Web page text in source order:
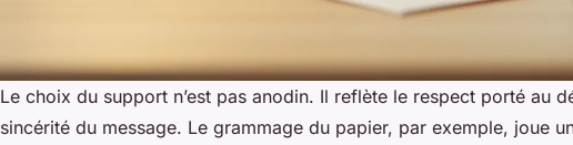
Le choix du support n’est pas anodin. Il reflète le respect porté au
sincérité du message. Le grammage du papier, par exemple, joue